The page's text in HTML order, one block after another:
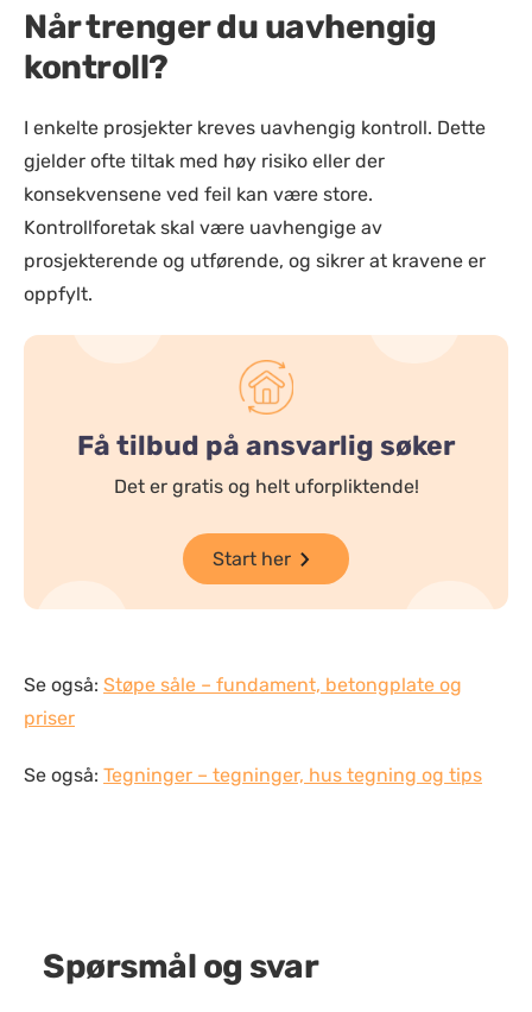
Når trenger du uavhengig
kontroll?
I enkelte prosjekter kreves uavhengig kontroll. Dette
gjelder ofte tiltak med høy risiko eller der
konsekvensene ved feil kan være store.
Kontrollforetak skal være uavhengige av
prosjekterende og utførende, og sikrer at kravene er
oppfylt.
Få tilbud på ansvarlig søker
Det er gratis og helt uforpliktende!
Start her
Se også: Støpe såle – fundament, betongplate og
priser
Se også: Tegninger – tegninger, hus tegning og tips
Spørsmål og svar